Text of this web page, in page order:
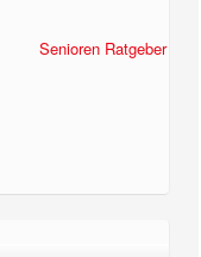
Senioren Ratgeber